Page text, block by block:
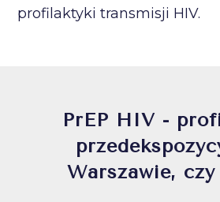
profilaktyki transmisji HIV.
PrEP HIV -
Warszawie,